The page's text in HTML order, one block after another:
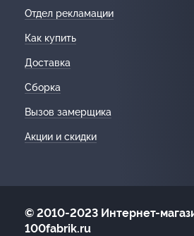
Отдел рекламации
Как купить
Доставка
Сборка
Вызов замерщика
Акции и скидки
© 2010-2023 Интернет-
100fabrik.ru